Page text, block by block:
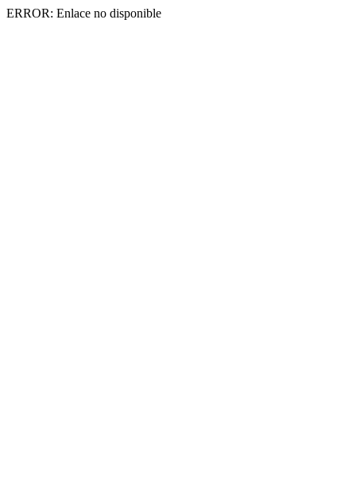
ERROR: Enlace no disponible